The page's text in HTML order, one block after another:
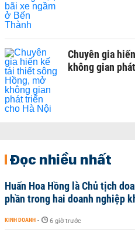
Chuyên gia
không gian
Đọc nhiều nhất
Huấn Hoa Hồng là Chủ tịch
phần trong hai doanh nghiệp
KINH DOANH - 6 giờ trước